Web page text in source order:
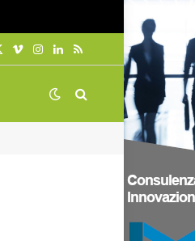
VimeoInstagram
LinkedIn
RSS